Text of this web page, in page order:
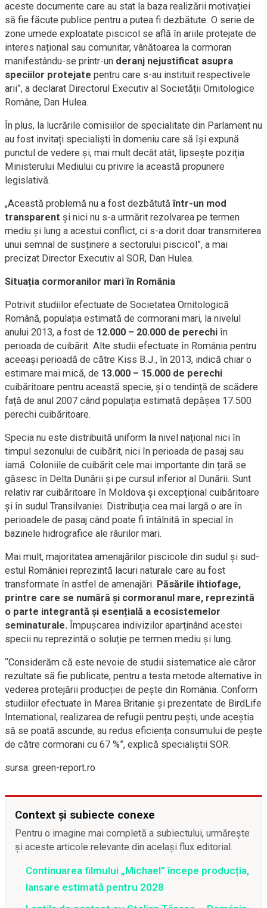
aceste documente care au stat la baza realizării motivației
să fie făcute publice pentru a putea fi dezbătute. O serie de
zone umede exploatate piscicol se află în ariile protejate de
interes național sau comunitar, vânătoarea la cormoran
manifestându-se printr-un deranj nejustificat asupra
speciilor protejate pentru care s-au instituit respectivele
arii”, a declarat Directorul Executiv al Societății Ornitologice
Române, Dan Hulea.
În plus, la lucrările comisiilor de specialitate din Parlament nu
au fost invitați specialiști în domeniu care să își expună
punctul de vedere și, mai mult decât atât, lipsește poziția
Ministerului Mediului cu privire la această propunere
legislativă.
„Această problemă nu a fost dezbătutăîntr-un mod
transparent și nici nu s-a urmărit rezolvarea pe termen
mediu și lung a acestui conflict, ci s-a dorit doar transmiterea
unui semnal de susținere a sectorului piscicol”, a mai
precizat Director Executiv al SOR, Dan Hulea.
Situația cormoranilor mari în România
Potrivit studiilor efectuate de Societatea Ornitologică
Română, populația estimată de cormorani mari, la nivelul
anului 2013, a fost de 12.000 – 20.000 de perechi în
perioada de cuibărit. Alte studii efectuate în România pentru
aceeași perioadă de către Kiss B.J., în 2013, indică chiar o
estimare mai mică, de 13.000 – 15.000 de perechi
cuibăritoare pentru această specie, și o tendință de scădere
față de anul 2007 când populația estimată depășea 17.500
perechi cuibăritoare.
Specia nu este distribuită uniform la nivel național nici în
timpul sezonului de cuibărit, nici în perioada de pasaj sau
iarnă. Coloniile de cuibărit cele mai importante din țară se
găsesc în Delta Dunării și pe cursul inferior al Dunării. Sunt
relativ rar cuibăritoare în Moldova și excepțional cuibăritoare
și în sudul Transilvaniei. Distribuția cea mai largă o are în
perioadele de pasaj când poate fi întâlnită în special în
bazinele hidrografice ale râurilor mari.
Mai mult, majoritatea amenajărilor piscicole din sudul și sud-
estul României reprezintă lacuri naturale care au fost
transformate în astfel de amenajări. Păsările ihtiofage,
printre care se numără și cormoranul mare, reprezintă
o parte integrantă și esențială a ecosistemelor
seminaturale. Împușcarea indivizilor aparținând acestei
specii nu reprezintă o soluție pe termen mediu și lung.
“Considerăm că este nevoie de studii sistematice ale căror
rezultate să fie publicate, pentru a testa metode alternative în
vederea protejării producției de pește din România. Conform
studiilor efectuate în Marea Britanie și prezentate de BirdLife
International, realizarea de refugii pentru pești, unde aceștia
să se poată ascunde, au redus eficiența consumului de pește
de către cormorani cu 67 %”, explică specialiştii SOR.
sursa: green-report.ro
Context și subiecte conexe
Pentru o imagine mai completă a subiectului, urmărește
și aceste articole relevante din același flux editorial.
Continuarea filmului „Michael” începe producția,
lansare estimată pentru 2028